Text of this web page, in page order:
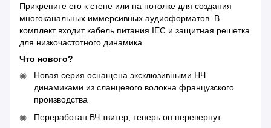
Прикрепите его к стене или на потолке для создания
многоканальных иммерсивных аудиоформатов. В
комплект входит кабель питания IEC и защитная решетка
для низкочастотного динамика.
Что нового?
Новая серия оснащена эксклюзивными НЧ
динамиками из сланцевого волокна французского
производства
Переработан ВЧ твитер, теперь он перевернут